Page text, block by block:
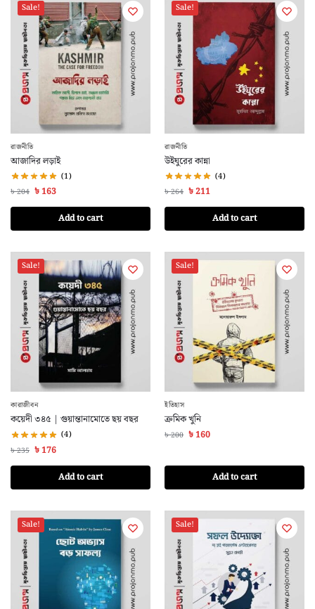
Sale!
রাজনীতি
আজাদির লড়াই
(1)
৳204 ৳163
Add to cart
Sale!
রাজনীতি
উইঘুরের কান্না
(4)
৳264 ৳211
Add to cart
Sale!
কারাজীবন
কয়েদী ৩৪৫ | গুয়ান্তানামোতে ছয় বছর
(4)
৳235 ৳176
Add to cart
Sale!
ইতিহাস
ক্রমিক খুনি
৳200 ৳160
Add to cart
Sale! Sale!